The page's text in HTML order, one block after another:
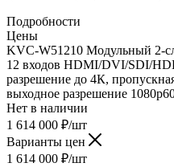
Подробности
Цены
KVC-W51210 Модульный 2-
12 входов HDMI/DVI/SDI/
разрешение до 4К,
выходное разрешение
Нет в наличии
1 614 000 ₽/шт
Варианты цен
1 614 000 ₽/шт